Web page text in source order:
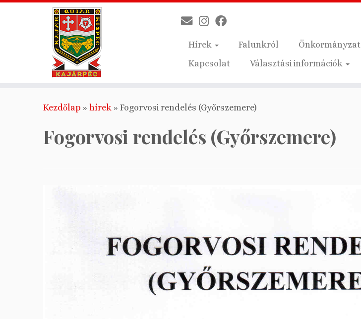
Hírek Falunkról Önkormányzat
Kapcsolat
Választási információk
Kezdőlap » hírek » Fogorvosi rendelés (Győrszemere)
Fogorvosi rendelés (Győrszemere)